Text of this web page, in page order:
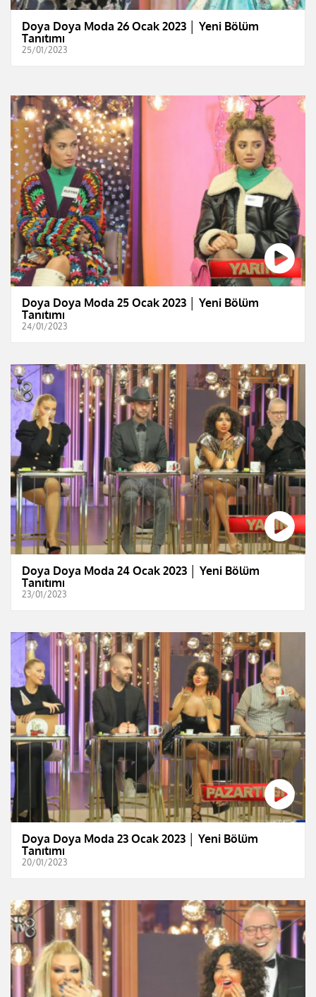
Doya Doya Moda 26 Ocak 2023 │ Yeni Bölüm
Tanıtımı
25/01/2023
Doya Doya Moda 25 Ocak 2023 │ Yeni Bölüm
Tanıtımı
24/01/2023
Doya Doya Moda 24 Ocak 2023 │ Yeni Bölüm
Tanıtımı
23/01/2023
Doya Doya Moda 23 Ocak 2023 │ Yeni Bölüm
Tanıtımı
20/01/2023